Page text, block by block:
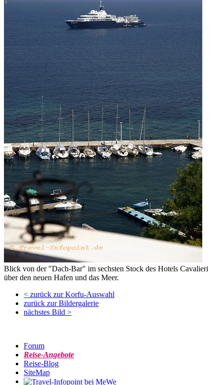
Blick von der "Dach-Bar" im sechsten Stock des Hotels Cavalieri
über den neuen Hafen und das Meer.
< zurück zur Korfu-Auswahl
zurück zur Bildergalerie
nächstes Bild >
Forum
Reise-Angebote
Reise-Blog
SiteMap